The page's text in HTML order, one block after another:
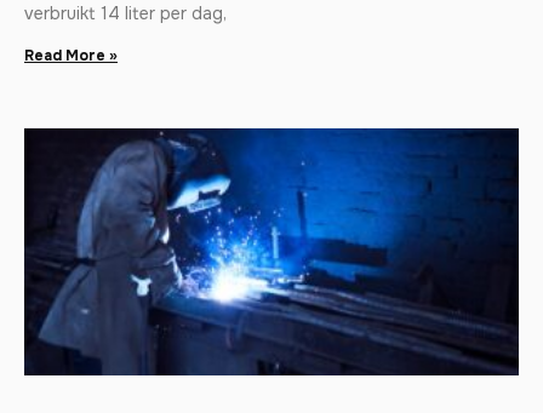
verbruikt 14 liter per dag,
Read More »